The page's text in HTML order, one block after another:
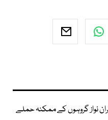
نواز گروہوں کے ممکنہ حملے